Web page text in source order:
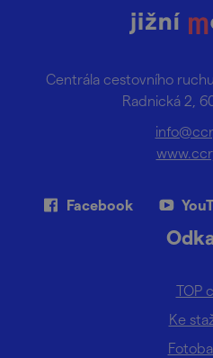
Centrála cestovního
Radnická 2,
Facebook
TOP
Ke